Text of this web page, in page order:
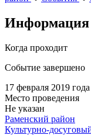
Информация
Когда проходит
Событие завершено
17 февраля 2019
Место проведения
Не указан
Раменский район
Культурно-